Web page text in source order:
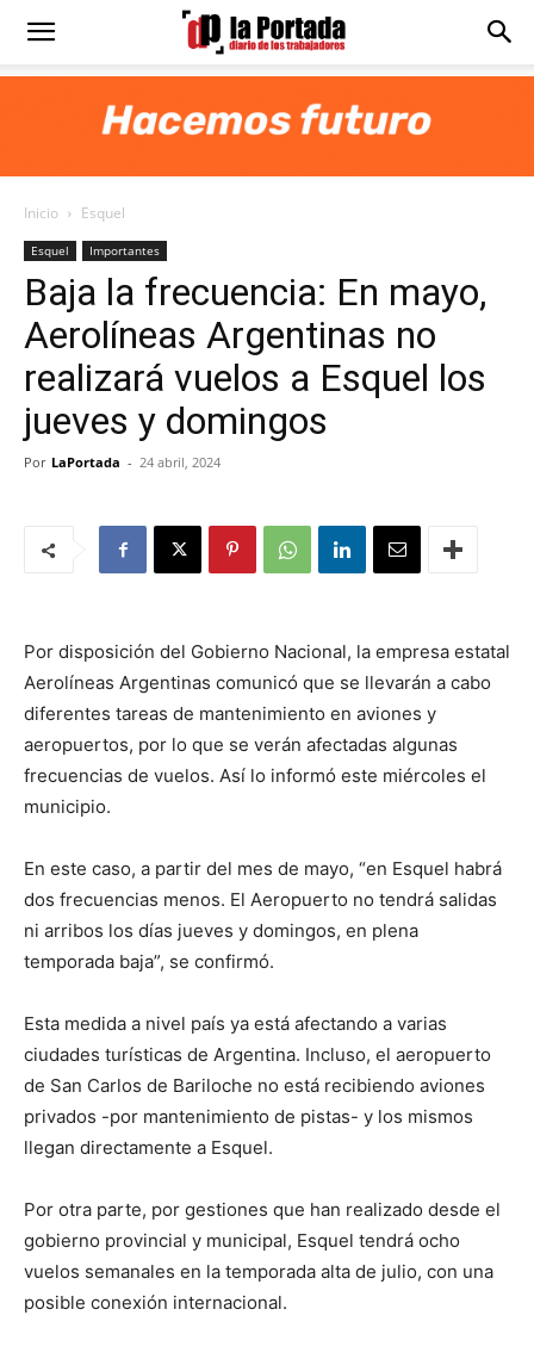
Diario
Portada
Inicio Esquel
Esquel Importantes
Baja la frecuencia: En mayo,
Aerolíneas Argentinas no
realizará vuelos a Esquel los
jueves y domingos
Por LaPortada - 24 abril, 2024
Por disposición del Gobierno Nacional, la empresa estatal
Aerolíneas Argentinas comunicó que se llevarán a cabo
diferentes tareas de mantenimiento en aviones y
aeropuertos, por lo que se verán afectadas algunas
frecuencias de vuelos. Así lo informó este miércoles el
municipio.
En este caso, a partir del mes de mayo, “en Esquel habrá
dos frecuencias menos. El Aeropuerto no tendrá salidas
ni arribos los días jueves y domingos, en plena
temporada baja”, se confirmó.
Esta medida a nivel país ya está afectando a varias
ciudades turísticas de Argentina. Incluso, el aeropuerto
de San Carlos de Bariloche no está recibiendo aviones
privados -por mantenimiento de pistas- y los mismos
llegan directamente a Esquel.
Por otra parte, por gestiones que han realizado desde el
gobierno provincial y municipal, Esquel tendrá ocho
vuelos semanales en la temporada alta de julio, con una
posible conexión internacional.